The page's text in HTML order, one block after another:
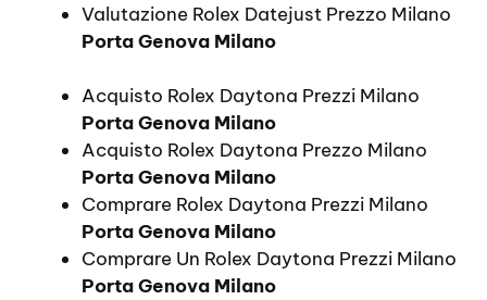
Valutazione Rolex Datejust Prezzo Milano
Porta Genova Milano
Acquisto Rolex Daytona Prezzi Milano
Porta Genova Milano
Acquisto Rolex Daytona Prezzo Milano
Porta Genova Milano
Comprare Rolex Daytona Prezzi Milano
Porta Genova Milano
Comprare Un Rolex Daytona Prezzi Milano
Porta Genova Milano